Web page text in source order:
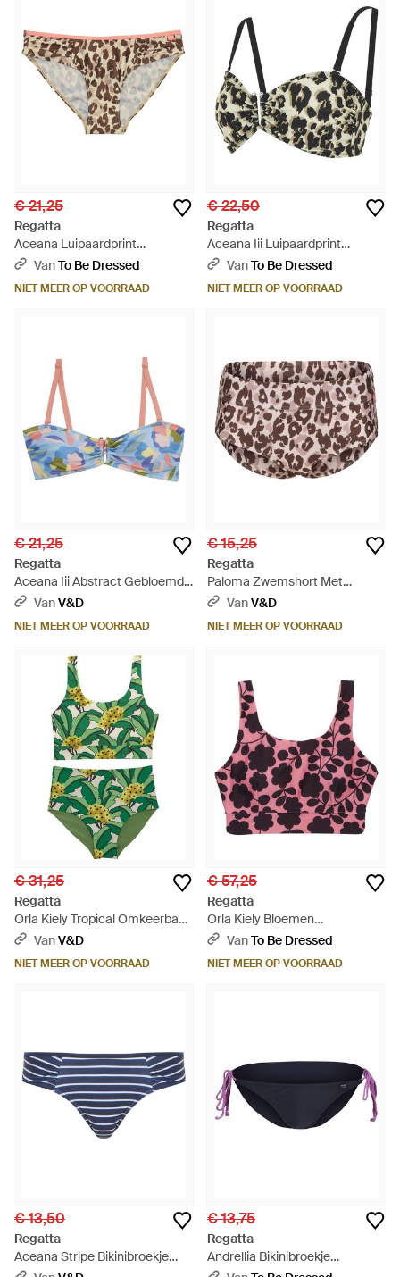
€ 21,25
Regatta
Aceana Luipaardprint
Bikinibroekje (natuurlijk) - Wit
VanTo Be Dressed
NIET MEER OP VOORRAAD
€ 22,50
Regatta
Aceana Iii Luipaardprint
Bikinitop (natuurlijk) - Bruin
VanTo Be Dressed
NIET MEER OP VOORRAAD
€ 21,25
Regatta
Aceana Iii Abstract Gebloemd
Bikinitopje (blauw/roze)
VanV&D
NIET MEER OP VOORRAAD
€ 15,25
Regatta
Paloma Zwemshort Met
Luipaardprint (bruin/beige) -
VanV&D
NIET MEER OP VOORRAAD
€ 31,25
Regatta
Orla Kiely Tropical Omkeerbaar
Bikiniset (groen)
VanV&D
NIET MEER OP VOORRAAD
€ 57,25
Regatta
Orla Kiely Bloemen
Omkeerbaar Bikini Set - Rood
VanTo Be Dressed
NIET MEER OP VOORRAAD
€ 13,50
Regatta
Aceana Stripe Bikinibroekje
€ 13,75
Regatta
Andrellia Bikinibroekje